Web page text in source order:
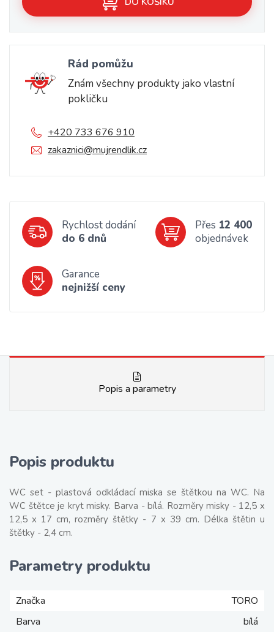
Rád pomůžu
Znám všechny produkty jako vlastní
pokličku
+420 733 676 910
zakaznici@mujrendlik.cz
Rychlost dodání
do 6 dnů
Přes 12 400
objednávek
Garance
nejnižší ceny
Popis a parametry
Popis produktu
WC set - plastová odkládací miska se štětkou na WC. Na
WC štětce je kryt misky. Barva - bílá. Rozměry misky - 12,5 x
12,5 x 17 cm, rozměry štětky - 7 x 39 cm. Délka štětin u
štětky - 2,4 cm.
Parametry produktu
Značka
TORO
Barva
bílá